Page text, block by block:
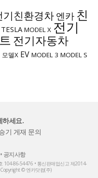
기친환경차엔카 친
TESLA MODEL X 전기
전기자동차
모델X EV MODEL 3 MODEL S
하세요.
기 게재 문의
• 공지사항
104-86-54476 • 통신판매업신고 제2014-
© 엔카닷컴(주)